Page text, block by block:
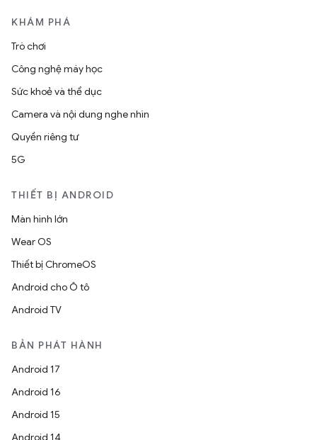
KHÁM PHÁ
Trò chơi
Công nghệ máy học
Sức khoẻ và thể dục
Camera và nội dung nghe nhìn
Quyền riêng tư
5G
THIẾT BỊ ANDROID
Màn hình lớn
Wear OS
Thiết bị ChromeOS
Android cho Ô tô
Android TV
BẢN PHÁT HÀNH
Android 17
Android 16
Android 15
Android 14